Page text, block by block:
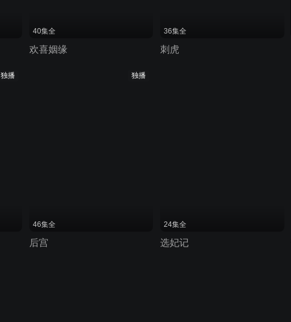
40集全
欢喜姻缘
36集全
刺虎
独播 独播
46集全
后宫
24集全
选妃记